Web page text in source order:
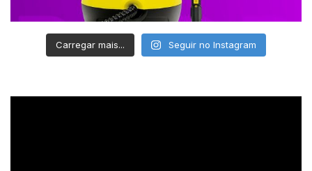
Carregar mais... Seguir no Instagram